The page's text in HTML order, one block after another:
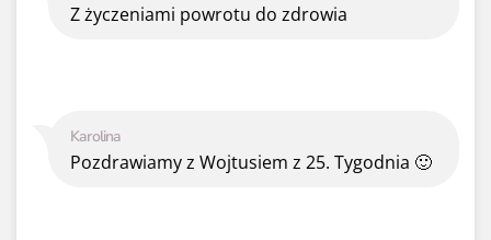
Karolina
Pozdrawiamy z Wojtusiem z 25. Tygodnia 🙂
Z życzeniami powrotu do zdrowia